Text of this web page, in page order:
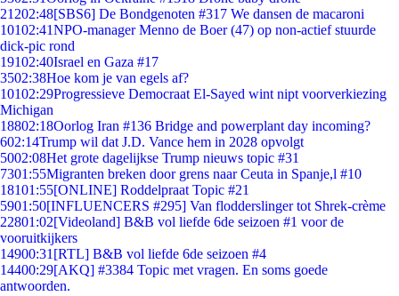
21202:48[SBS6] De Bondgenoten #317 We dansen de macaroni
10102:41NPO-manager Menno de Boer (47) op non-actief stuurde
dick-pic rond
19102:40Israel en Gaza #17
3502:38Hoe kom je van egels af?
10102:29Progressieve Democraat El-Sayed wint nipt voorverkiezing
Michigan
18802:18Oorlog Iran #136 Bridge and powerplant day incoming?
602:14Trump wil dat J.D. Vance hem in 2028 opvolgt
5002:08Het grote dagelijkse Trump nieuws topic #31
7301:55Migranten breken door grens naar Ceuta in Spanje,l #10
18101:55[ONLINE] Roddelpraat Topic #21
5901:50[INFLUENCERS #295] Van flodderslinger tot Shrek-crème
22801:02[Videoland] B&B vol liefde 6de seizoen #1 voor de
vooruitkijkers
14900:31 [RTL] B&B vol liefde 6de seizoen #4
14400:29[AKQ] #3384 Topic met vragen. En soms goede
antwoorden.